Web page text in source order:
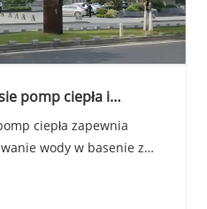
pomp ciepła i
Nanjing
ciepła zapewnia
wody w basenie z
poprawiając komfort